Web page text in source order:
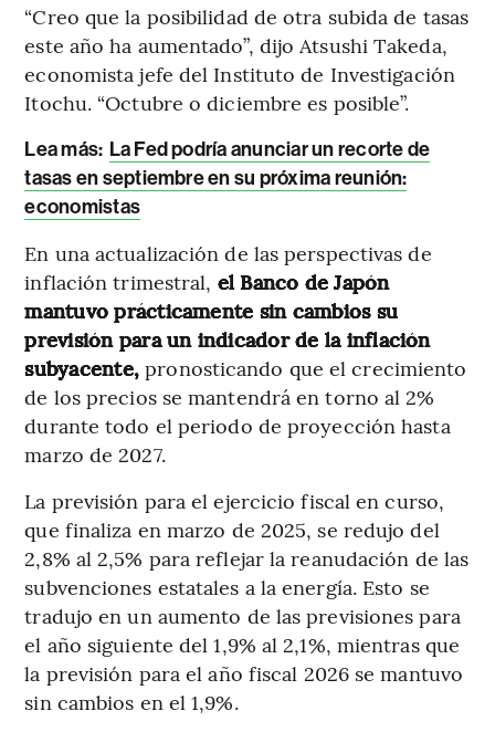
“Creo que la posibilidad de otra subida de tasas
este año ha aumentado”, dijo Atsushi Takeda,
economista jefe del Instituto de Investigación
Itochu. “Octubre o diciembre es posible”.
Lea más: La Fed podría anunciar un recorte de
tasas en septiembre en su próxima reunión:
economistas
En una actualización de las perspectivas de
inflación trimestral, el Banco de Japón
mantuvo prácticamente sin cambios su
previsión para un indicador de la inflación
subyacente,pronosticando que el crecimiento
de los precios se mantendrá en torno al 2%
durante todo el periodo de proyección hasta
marzo de 2027.
La previsión para el ejercicio fiscal en curso,
que finaliza en marzo de 2025, se redujo del
2,8% al 2,5% para reflejar la reanudación de las
subvenciones estatales a la energía. Esto se
tradujo en un aumento de las previsiones para
el año siguiente del 1,9% al 2,1%, mientras que
la previsión para el año fiscal 2026 se mantuvo
sin cambios en el 1,9%.